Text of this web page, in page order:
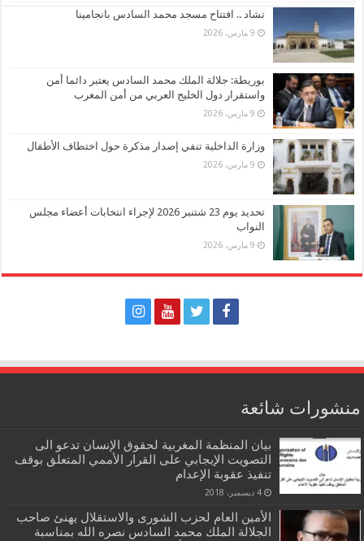
تشاد .. افتتاح مسجد محمد السادس بانجامينا
9 مارس، 2026
بوريطة: جلالة الملك محمد السادس يعتبر دائما أمن
واستقرار دول الخليج العربي من أمن المغرب
9 مارس، 2026
وزارة الداخلية تنفي إصدار مذكرة حول اختطاف الأطفال
9 مارس، 2026
تحديد يوم 23 شتنبر 2026 لإجراء انتخابات أعضاء مجلس
النواب
9 مارس، 2026
منشورات شائعة
بيان المنظمة المغربية لحقوق الإنسان تدعو الى
التصويت الإيجابي على القرار الأممي المتعلق بوقف
تنفيذ عقوبة الإعدام
4 ديسمبر، 2018
الأمين العام لحزب الشورى والاستقلال يهنئ صاحب
الجلالة الملك محمد السادس نصره الله بمناسبة